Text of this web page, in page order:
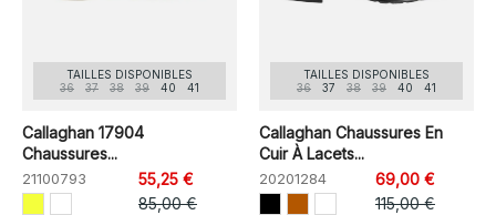
TAILLES DISPONIBLES
36
37 38 39 40 41
Callaghan 17904
Chaussures...
21100793
55,25 €
85,00 €
TAILLES DISPONIBLES
36
37 38 39 40 41
Callaghan Chaussures En
Cuir À Lacets...
20201284
69,00 €
115,00 €